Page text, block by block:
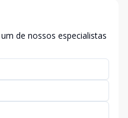
de nossos especialistas